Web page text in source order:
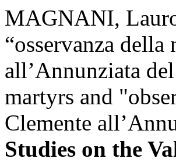
MAGNANI,
“osservanza
all’Annunziata
martyrs and
Clemente
Studies on the